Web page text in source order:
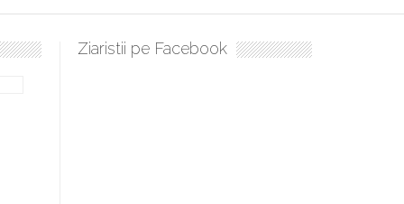
sculați, boieri mari! Sara Nukina are nevoie de ajutorul nostru!
Ziaristii pe Facebook